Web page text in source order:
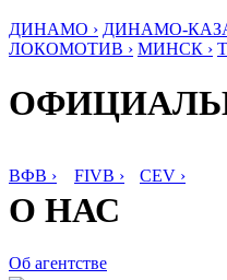
ДИНАМО › ДИНАМО-
ЛОКОМОТИВ › МИНСК ›
ВФВ › FIVB › CEV ›
О НАС
Об агентстве